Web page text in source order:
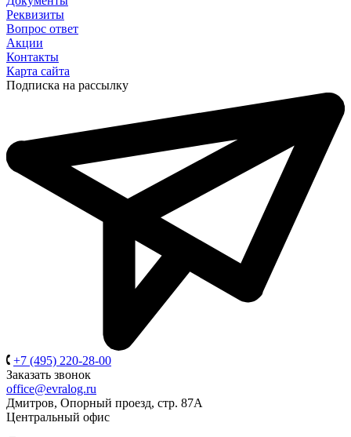
Реквизиты
Вопрос ответ
Акции
Контакты
Карта сайта
Подписка на рассылку
+7 (495) 220-28-00
Заказать звонок
office@evralog.ru
Дмитров, Опорный проезд, стр. 87А
Центральный офис